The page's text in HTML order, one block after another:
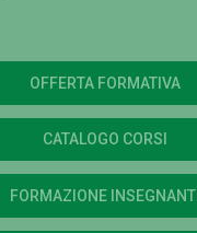
OFFERTA FORMATIVA
CATALOGO CORSI
FORMAZIONE INSEGNANTI